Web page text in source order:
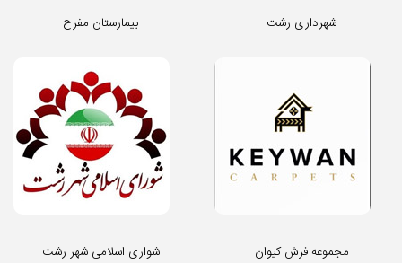
بیمارستان مفرح شهرداری رشت
شواری اسلامی شهر رشت مجموعه فرش کیوان